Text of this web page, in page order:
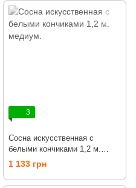
3
Сосна искусственная с
белыми кончиками 1,2 м.
медиум.
1 133 грн